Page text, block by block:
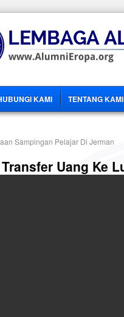
KAMI TENTANG KAMI
Sampingan Pelajar Di Jerman
Uang Ke